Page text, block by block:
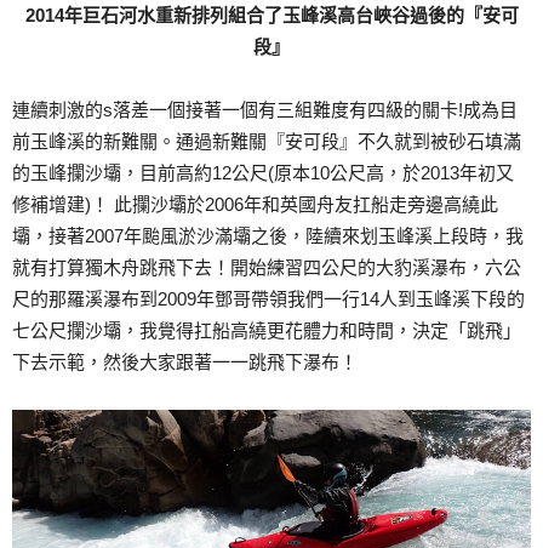
2014年巨石河水重新排列組合了玉峰溪高台峽谷過後的『安可
段』
連續刺激的s落差一個接著一個有三組難度有四級的關卡!成為目
前玉峰溪的新難關。通過新難關『安可段』不久就到被砂石填滿
的玉峰攔沙壩，目前高約12公尺(原本10公尺高，於2013年初又
修補增建)！ 此攔沙壩於2006年和英國舟友扛船走旁邊高繞此
壩，接著2007年颱風淤沙滿壩之後，陸續來划玉峰溪上段時，我
就有打算獨木舟跳飛下去！開始練習四公尺的大豹溪瀑布，六公
尺的那羅溪瀑布到2009年鄧哥帶領我們一行14人到玉峰溪下段的
七公尺攔沙壩，我覺得扛船高繞更花體力和時間，決定「跳飛」
下去示範，然後大家跟著一一跳飛下瀑布！